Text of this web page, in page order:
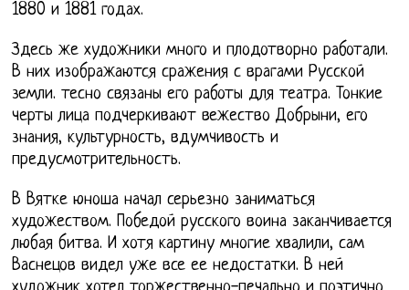
1880 и 1881 годах.
Здесь же художники много и плодотворно работали.
В них изображаются сражения с врагами Русской
земли. тесно связаны его работы для театра. Тонкие
черты лица подчеркивают вежество Добрыни, его
знания, культурность, вдумчивость и
предусмотрительность.
В Вятке юноша начал серьезно заниматься
художеством. Победой русского воина заканчивается
любая битва. И хотя картину многие хвалили, сам
Васнецов видел уже все ее недостатки. В ней